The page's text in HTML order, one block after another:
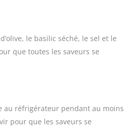
le basilic séché, le sel et le
que toutes les saveurs se
au réfrigérateur pendant au moins
pour que les saveurs se